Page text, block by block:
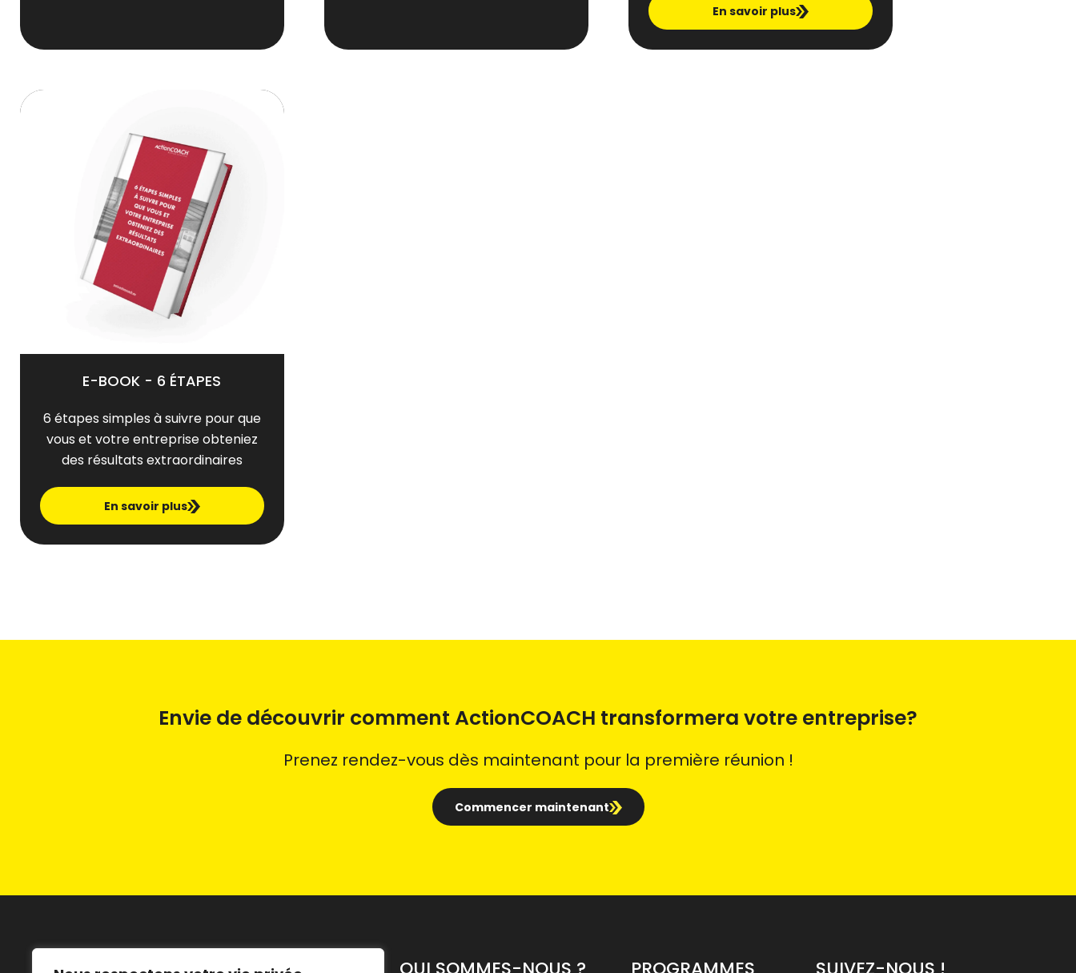
En savoir plus
E-BOOK - 6 ÉTAPES
6 étapes simples à suivre pour que
vous et votre entreprise obteniez
des résultats extraordinaires
En savoir plus
Envie de découvrir comment ActionCOACH transformera votre entreprise?
Prenez rendez-vous dès maintenant pour la première réunion !
Commencer maintenant